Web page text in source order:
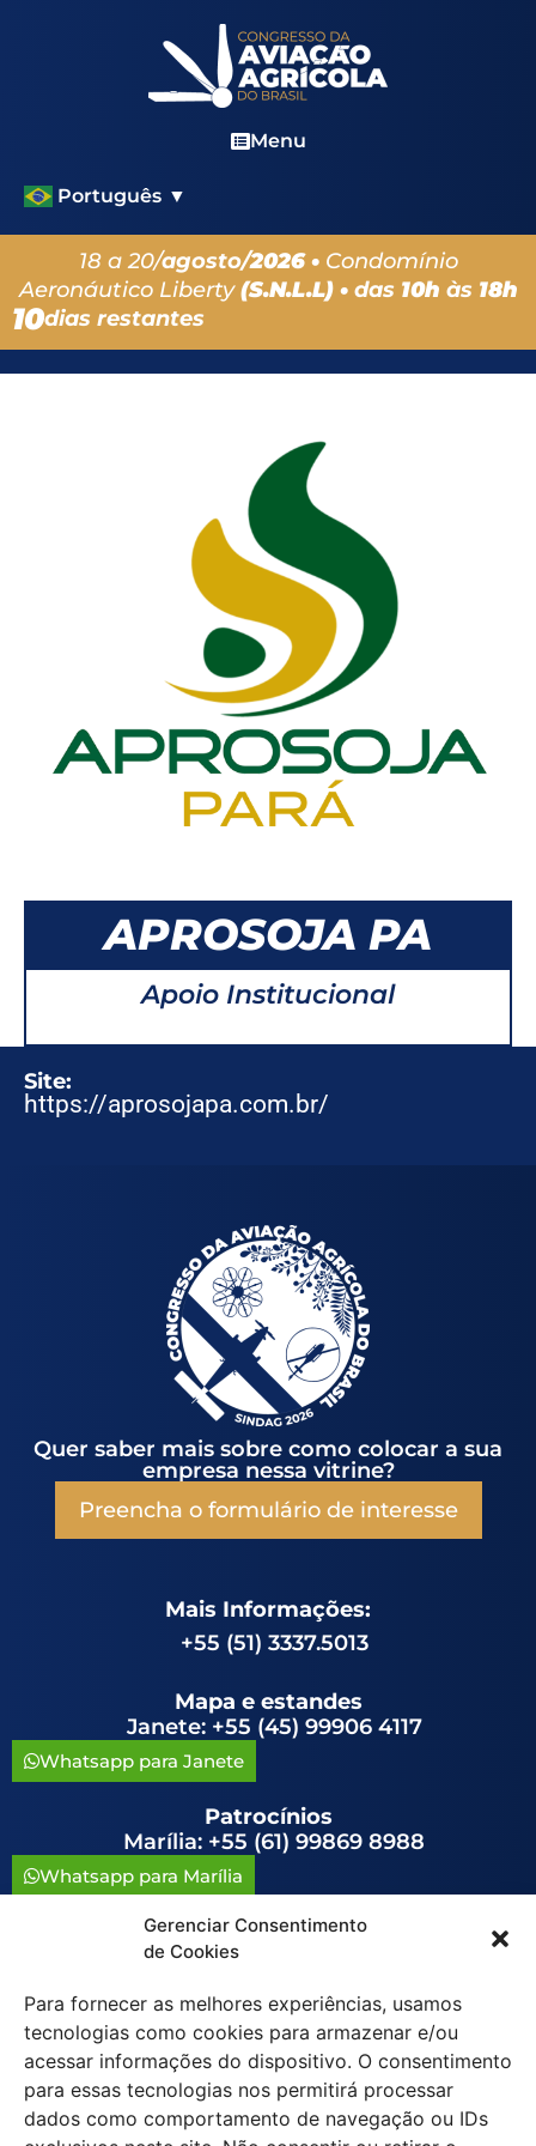
Gerenciar Consentimento
de Cookies
Para fornecer as melhores experiências, usamos
tecnologias como cookies para armazenar e/ou
acessar informações do dispositivo. O consentimento
para essas tecnologias nos permitirá processar
dados como comportamento de navegação ou IDs
Menu
Português ▼
18 a 20/agosto/2026 • Condomínio
Aeronáutico Liberty(S.N.L.L) • das 10h às 18h
10dias restantes
APROSOJA PA
Apoio Institucional
Site:
https://aprosojapa.com.br/
Quer saber mais sobre como colocar a sua
empresa nessa vitrine?
Preencha o formulário de interesse
Mais Informações:
+55 (51) 3337.5013
Mapa e estandes
Janete: +55 (45) 99906 4117
Whatsapp para Janete
Patrocínios
Marília: +55 (61) 99869 8988
Whatsapp para Marília
congressoavag@congressoavag.org.br
Política de Cookies (BR)